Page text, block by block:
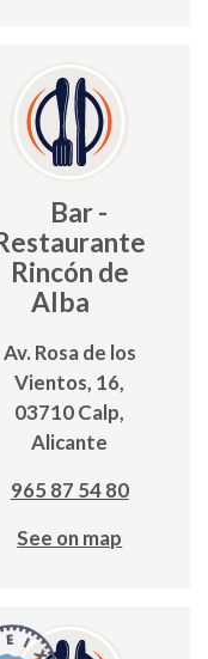
Bar -
Rincón de
Alba
Av. Rosa de los
Vientos, 16,
03710 Calp,
Alicante
965 87 54 80
See on map